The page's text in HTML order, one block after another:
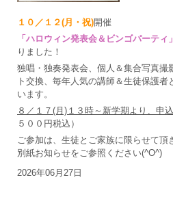
１０／１２(月・祝)開催
「ハロウィン発表会＆ビンゴパーティ」
りました！
独唱・独奏発表会、個人＆集合写真撮
ト交換、毎年人気の講師＆生徒保護
います。
８／１７(月)１３時～新学期より、申
５００円税込）
ご参加は、生徒とご家族に限らせて頂
別紙お知らせをご参照ください(^O^)
2026年06月27日